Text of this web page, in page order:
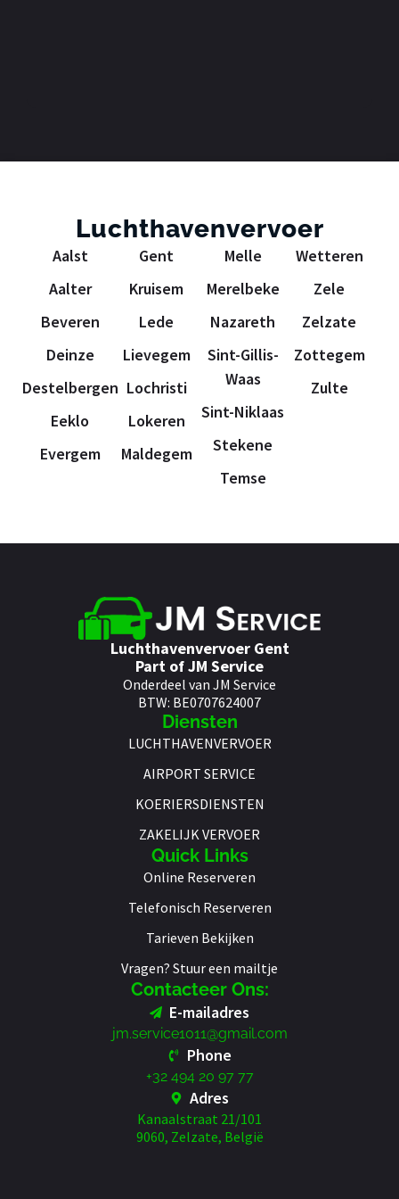
Luchthavenvervoer
Aalst
Aalter
Beveren
Deinze
Destelbergen
Eeklo
Evergem
Gent
Kruisem
Lede
Lievegem
Lochristi
Lokeren
Maldegem
Melle
Merelbeke
Nazareth
Sint-Gillis-
Waas
Sint-Niklaas
Stekene
Temse
Wetteren
Zele
Zelzate
Zottegem
Zulte
Luchthavenvervoer Gent
Part of JM Service
Onderdeel van JM Service
BTW: BE0707624007
Diensten
LUCHTHAVENVERVOER
AIRPORT SERVICE
KOERIERSDIENSTEN
ZAKELIJK VERVOER
Quick Links
Online Reserveren
Telefonisch Reserveren
Tarieven Bekijken
Vragen? Stuur een mailtje
Contacteer Ons:
E-mailadres
jm.service1011@gmail.com
Phone
+32 494 20 97 77
Adres
Kanaalstraat 21/101
9060, Zelzate, België